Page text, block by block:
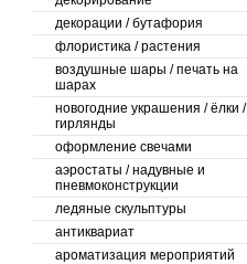
декорации / бутафория
флористика / растения
воздушные шары / печать на
шарах
новогодние украшения / ёлки /
гирлянды
оформление свечами
аэростаты / надувные и
пневмоконструкции
ледяные скульптуры
антиквариат
ароматизация мероприятий